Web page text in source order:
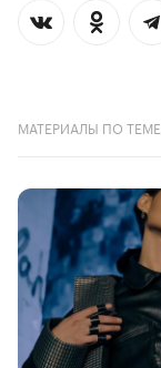
МАТЕРИАЛЫ ПО ТЕМЕ